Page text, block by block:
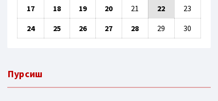
17 18 19 20 21 22 23
24 25 26 27 28 29 30
Пурсиш